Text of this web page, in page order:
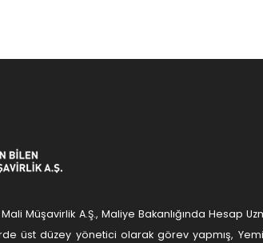
Müşavirlik A.Ş., Maliye Bakanlığında Hesap
üst düzey yönetici olarak görev yapmış,